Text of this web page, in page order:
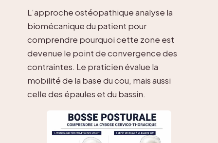
L’approche ostéopathique analyse la
biomécanique du patient pour
comprendre pourquoi cette zone est
devenue le point de convergence des
contraintes. Le praticien évalue la
mobilité de la base du cou, mais aussi
celle des épaules et du bassin.